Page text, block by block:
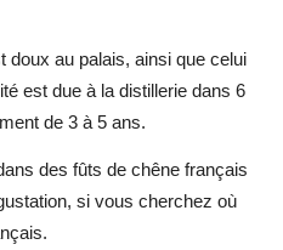
doux au palais, ainsi que celui
est due à la distillerie dans 6
de 3 à 5 ans.
des fûts de chêne français
si vous cherchez où